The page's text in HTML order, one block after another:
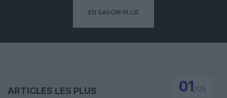
EN SAVOIR PLUS
ARTICLES LES PLUS
01